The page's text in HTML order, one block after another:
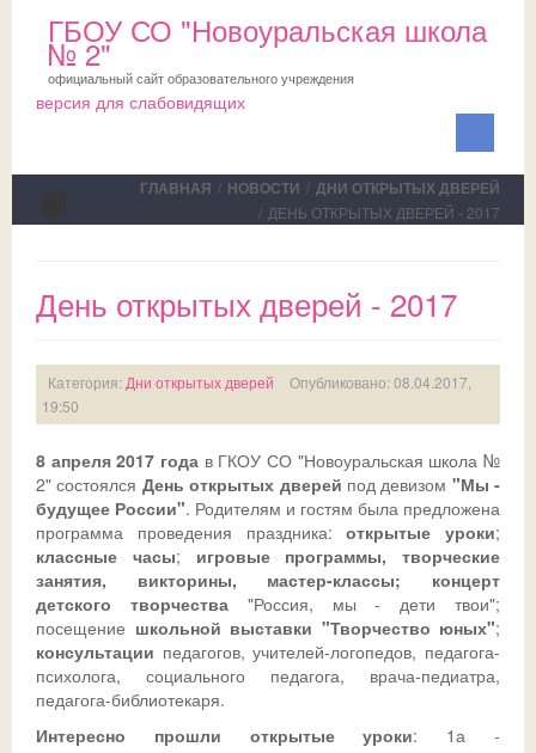
ГБОУ СО "Новоуральская школа
№ 2"
официальный сайт образовательного учреждения
версия для слабовидящих
Школа
Новости
СМИ о нас
Дни открытых дверей
Актуально
Исполнение законодательства
Общешкольные
Коллектив
Профсоюз
Доска почета
История
Традиции
Музей
Документы на ПМПК
Медблок
Трудовой отряд
Команда волонтеров
Совет обучающихся
Телефон доверия
ГИА-2026
Допобразование
Родителям
Школьная служба примирения
Безопасность детей в летний период
НОКО
Ссылки
ДИСТАНТ
СФЕРУМ - sferum.ru
ЦОК - educont.ru
ВК
ГЛАВНАЯ / НОВОСТИ / ДНИ ОТКРЫТЫХ ДВЕРЕЙ
/ ДЕНЬ ОТКРЫТЫХ ДВЕРЕЙ - 2017
День открытых дверей - 2017
Категория: Дни открытых дверей
Опубликовано: 08.04.2017,
19:50
8 апреля 2017 года в ГКОУ СО "Новоуральская школа №
2" состоялся День открытых дверей под девизом "Мы -
будущее России". Родителям и гостям была предложена
программа проведения праздника:открытые уроки;
классные часы; игровые программы, творческие
занятия, викторины, мастер-классы;
концерт
детского творчества"Россия, мы - дети твои";
посещение школьной выставки "Творчество юных";
консультации педагогов, учителей-логопедов, педагога-
психолога, социального педагога, врача-педиатра,
педагога-библиотекаря.
Интересно прошли открытые уроки: 1а -